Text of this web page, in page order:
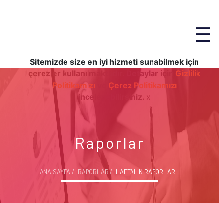
☰
Sitemizde size en iyi hizmeti sunabilmek için
çerezler kullanılmaktadır. Detaylar için Gizlilik
Politikamızı
Çerez Politikamızı
inceleyebilirsiniz. x
Raporlar
ANA SAYFA RAPORLAR HAFTALIK RAPORLAR